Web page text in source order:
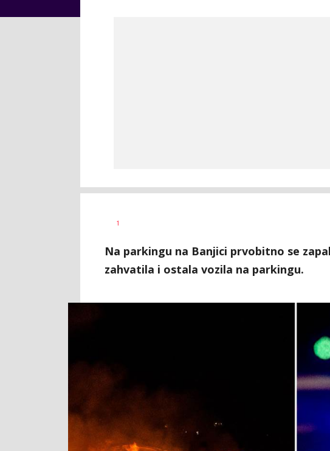
AUTOR
1
Na parkingu na Banjici prvobitno se
zahvatila i ostala vozila na parkingu.